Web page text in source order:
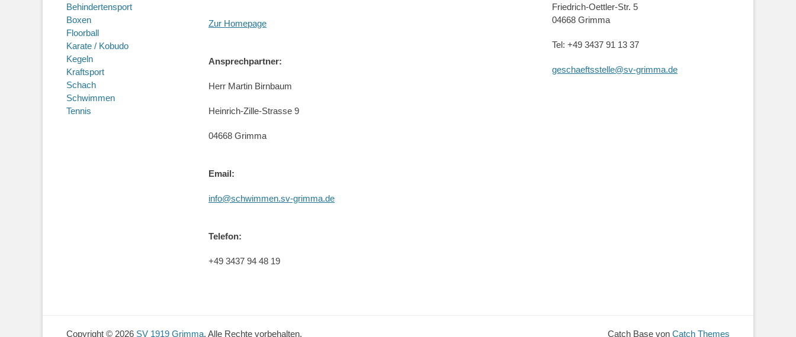
Zur Homepage
Ansprechpartner:
Herr Martin Birnbaum
Heinrich-Zille-Strasse 9
04668 Grimma
Email:
info@schwimmen.sv-grimma.de
Telefon:
+49 3437 94 48 19
Friedrich-Oettler-Str. 5
04668 Grimma
Tel: +49 3437 91 13 37
geschaeftsstelle@sv-grimma.de
Behindertensport
Boxen
Floorball
Karate / Kobudo
Kegeln
Kraftsport
Schach
Schwimmen
Tennis
Copyright © 2026 SV 1919 Grimma. Alle Rechte vorbehalten. Catch Base von Catch Themes